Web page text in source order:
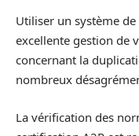
Utiliser un système
excellente gestion de
concernant la
nombreux
La vérification des